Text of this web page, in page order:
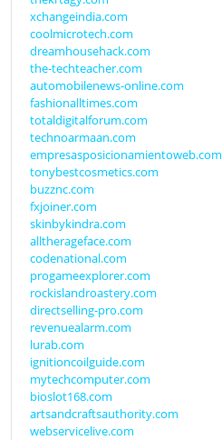
xchangeindia.com
coolmicrotech.com
dreamhousehack.com
the-techteacher.com
automobilenews-online.com
fashionalltimes.com
totaldigitalforum.com
technoarmaan.com
empresasposicionamientoweb.com
tonybestcosmetics.com
buzznc.com
fxjoiner.com
skinbykindra.com
alltherageface.com
codenational.com
progameexplorer.com
rockislandroastery.com
directselling-pro.com
revenuealarm.com
lurab.com
ignitioncoilguide.com
mytechcomputer.com
bioslot168.com
artsandcraftsauthority.com
webservicelive.com